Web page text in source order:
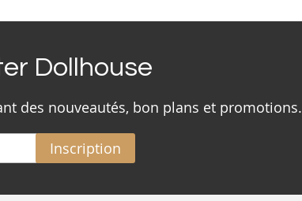
Dollhouse
des nouveautés, bon plans et promotions.
Inscription